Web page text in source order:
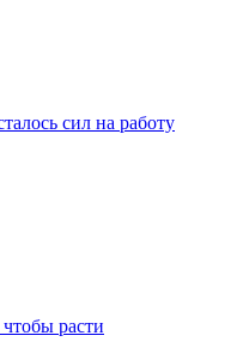
сил на работу
расти